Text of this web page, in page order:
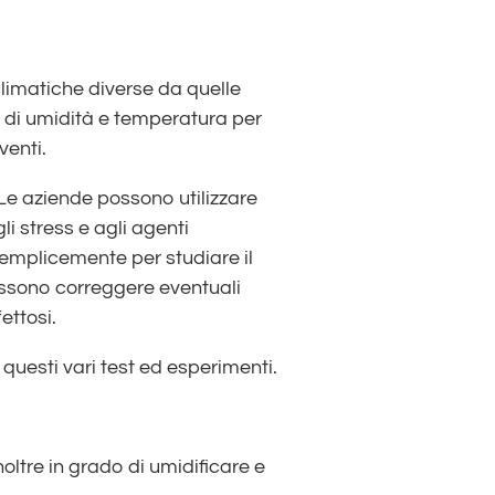
diverse da quelle
umidità e temperatura per
aziende possono utilizzare
stress e agli agenti
per studiare il
correggere eventuali
vari test ed esperimenti.
in grado di umidificare e